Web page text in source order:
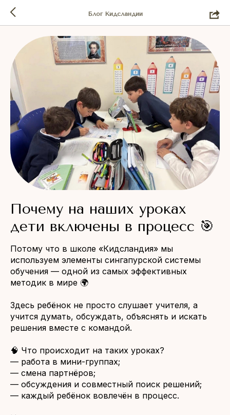
Блог Кидсландии
Почему на наших уроках
дети включены в процесс 🎯
Потому что в школе «Кидсландия» мы
используем элементы сингапурской системы
обучения — одной из самых эффективных
методик в мире 🌍
Здесь ребёнок не просто слушает учителя, а
учится думать, обсуждать, объяснять и искать
решения вместе с командой.
🧠 Что происходит на таких уроках?
— работа в мини-группах;
— смена партнёров;
— обсуждения и совместный поиск решений;
— каждый ребёнок вовлечён в процесс.